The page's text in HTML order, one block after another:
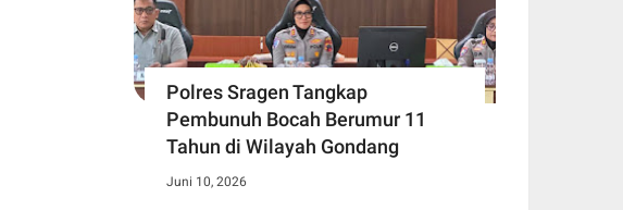
Polres Sragen Tangkap
Pembunuh Bocah Berumur 11
Tahun di Wilayah Gondang
Juni 10, 2026